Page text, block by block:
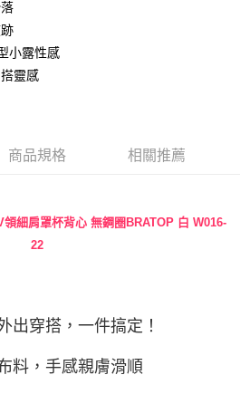
行付款，方視為交易完成。
需立刻繳費，但若您需要取消訂單，請聯絡
消之訂單仍視為有效，需透過AFTEE先享
。
瀏覽以下網址：
仍有額度不足之情形，本公司將視審查結果
用他人資訊註冊。若發現惡意使用之情形，
止該用戶之使用額度並採取法律行動。
上)免運費
以上)免運費
查看運費
小露性感
靈感
商品規格 相關推薦
領細肩罩杯背心 無鋼圈BRATOP 白 W016-
22
出穿搭，一件搞定！
料，手感親膚滑順